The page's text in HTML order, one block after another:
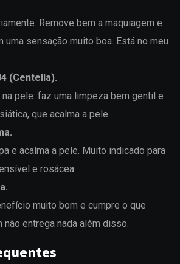
Remove bem a maquiagem e
uma sensação muito boa. Está no meu
(Centella).
na pele: faz uma limpeza bem gentil e
que acalma a pele.
.
e acalma a pele. Muito indicado para
e rosácea.
.
muito bom e cumpre o que
entrega nada além disso.